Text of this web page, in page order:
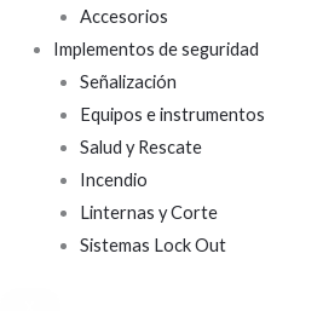
Accesorios
Implementos de seguridad
Señalización
Equipos e instrumentos
Salud y Rescate
Incendio
Linternas y Corte
Sistemas Lock Out